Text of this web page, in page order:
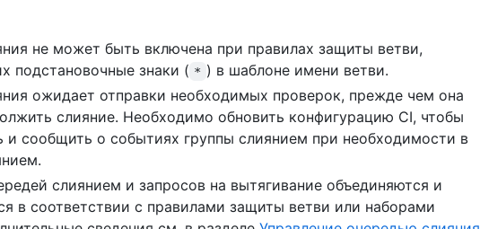
не может быть включена при правилах защиты ветви,
подстановочные знаки ( * ) в шаблоне имени ветви.
ожидает отправки необходимых проверок, прежде чем она
слияние. Необходимо обновить конфигурацию CI, чтобы
и сообщить о событиях группы слиянием при необходимости в
слиянием и запросов на вытягивание объединяются и
в соответствии с правилами защиты ветви или наборами